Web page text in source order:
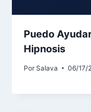
Puedo
Hipnosis
Por Salava 06/17/